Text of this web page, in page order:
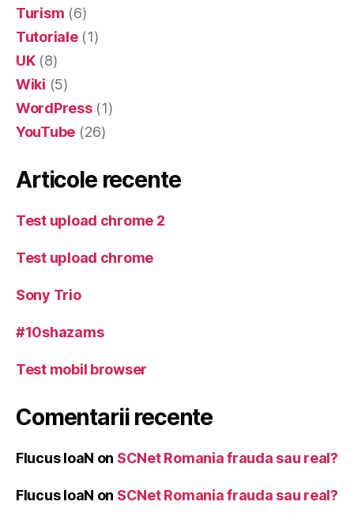
Turism (6)
Tutoriale(1)
UK(8)
Wiki (5)
WordPress(1)
YouTube (26)
Articole recente
Test upload chrome 2
Test upload chrome
Sony Trio
#10shazams
Test mobil browser
Comentarii recente
Flucus IoaN on SCNet Romania frauda sau real?
Flucus IoaN on SCNet Romania frauda sau real?